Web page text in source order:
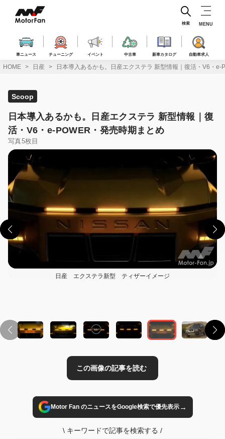
ス
車ニュース チューニング イベント 中古車 新車カタログ 自動車求人
検索 MENU
HOME 日産 日本導入あるかも。日産エクステラ 新型情報｜復活・V6・e-
Scoop
日本導入あるかも。日産エクステラ 新型情報｜復
活・V6・e-POWER・発売時期まとめ
写真5枚目
日産 エクステラ新型 ティザーイメージ
Motor Fan のニュースをGoogle検索で優先表示→
\ キーワードで記事を検索する /